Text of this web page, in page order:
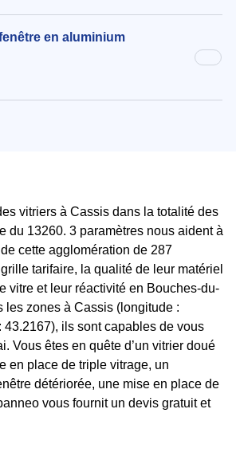
en aluminium
vitriers à Cassis dans la totalité des
du 13260. 3 paramètres nous aident à
cette agglomération de 287
tarifaire, la qualité de leur matériel
vitre et leur réactivité en Bouches-du-
les zones à Cassis (longitude :
43.2167), ils sont capables de vous
Vous êtes en quête d’un vitrier doué
en place de triple vitrage, un
détériorée, une mise en place de
vous fournit un devis gratuit et